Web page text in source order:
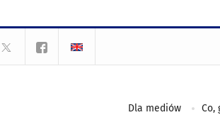
Dla mediów Co,